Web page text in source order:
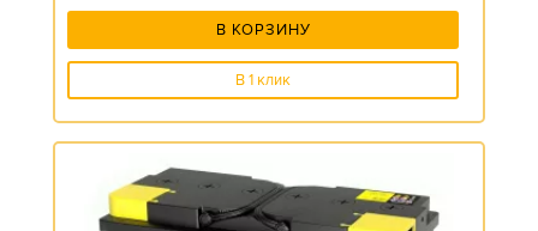
В КОРЗИНУ
В 1 клик